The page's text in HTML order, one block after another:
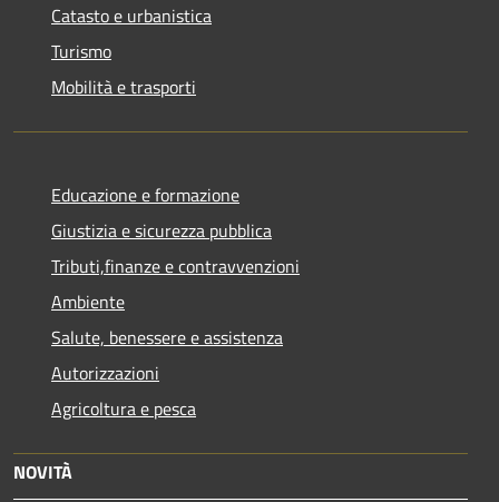
Catasto e urbanistica
Turismo
Mobilità e trasporti
Educazione e formazione
Giustizia e sicurezza pubblica
Tributi,finanze e contravvenzioni
Ambiente
Salute, benessere e assistenza
Autorizzazioni
Agricoltura e pesca
NOVITÀ